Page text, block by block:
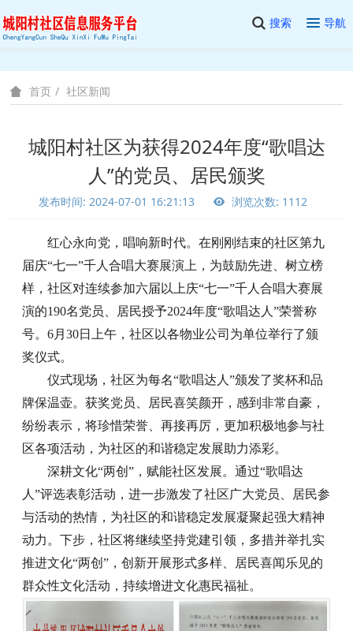
搜索 导航
首页 社区新闻
城阳村社区为获得2024年度“歌唱达
人”的党员、居民颁奖
发布时间: 2024-07-01 16:21:13 浏览次数: 1112
红心永向党 ， 唱响新时代。在刚刚结束的社区第九
届庆“七一”千人合唱大赛展演上，为鼓励先进、树立榜
样，社区对连续参加六届以上庆“七一”千人合唱大赛展
演的190名党员、居民授予2024年度“歌唱达人”荣誉称
号。6月30日上午，社区以各物业公司为单位举行了颁
奖仪式。
仪式现场，社区为每名“歌唱达人”颁发了奖杯和品
牌保温壶。获奖党员、居民喜笑颜开，感到非常自豪，
纷纷表示，将珍惜荣誉、再接再厉，更加积极地参与社
区各项活动，为社区的和谐稳定发展助力添彩。
深耕文化“两创”，赋能社区发展。通过“歌唱达
人”评选表彰活动，进一步激发了社区广大党员、居民参
与活动的热情，为社区的和谐稳定发展凝聚起强大精神
动力。下步，社区将继续坚持党建引领，多措并举扎实
推进文化“两创”，创新开展形式多样、居民喜闻乐见的
群众性文化活动，持续增进文化惠民福祉。